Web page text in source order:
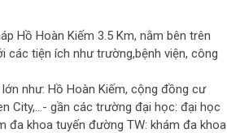
Hồ Hoàn Kiếm 3.5 Km, nằm bên trên
các tiện ích như trường,bệnh viện, công
như: Hồ Hoàn Kiếm, cộng đồng cư
City,…- gần các trường đại học: đại học
đa khoa tuyến đường TW: khám đa khoa